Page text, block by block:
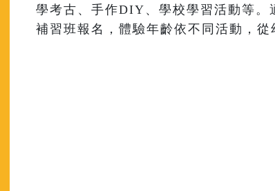
學考古、手作DIY、學校學習活動等。
補習班報名，體驗年齡依不同活動，